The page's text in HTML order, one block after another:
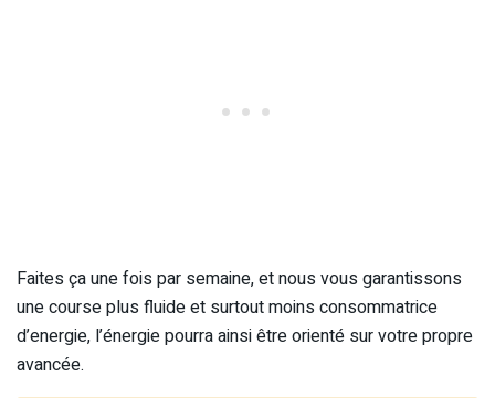
Faites ça une fois par semaine, et nous vous garantissons
une course plus fluide et surtout moins consommatrice
d’energie, l’énergie pourra ainsi être orienté sur votre propre
avancée.